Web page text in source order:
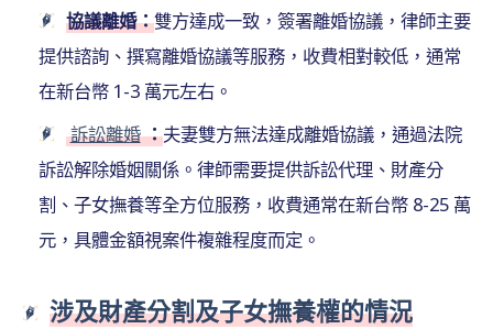
協議離婚：雙方達成一致，簽署離婚協議，律師主要
提供諮詢、撰寫離婚協議等服務，收費相對較低，通常
在新台幣 1-3 萬元左右。
訴訟離婚：夫妻雙方無法達成離婚協議，通過法院
訴訟解除婚姻關係。律師需要提供訴訟代理、財產分
割、子女撫養等全方位服務，收費通常在新台幣 8-25 萬
元，具體金額視案件複雜程度而定。
涉及財產分割及子女撫養權的情況